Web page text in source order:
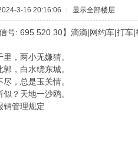
3-16 20:16:06 显示全部楼层
号: 695 520 30】滴滴|网约车|打
，两小无嫌猜。
，白水绕东城。
，总是玉关情。
？天地一沙鸥。
销管理规定